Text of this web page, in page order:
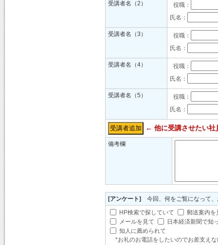
受講者名（2）
役職：
氏名：
受講者名（3）
役職：
氏名：
受講者名（4）
役職：
氏名：
受講者名（5）
役職：
氏名：
受講者追加 ← 他に受講させたい社
備考欄
[アンケート]
今回、何をご覧になって
HP検索で探していて
郵送案内を
メールを見て
日本経済新聞で知
知人に薦められて
*お礼のお電話をしたいのでお差支え